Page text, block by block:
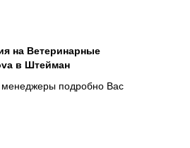
на Ветеринарные
в Штейман
подробно Вас